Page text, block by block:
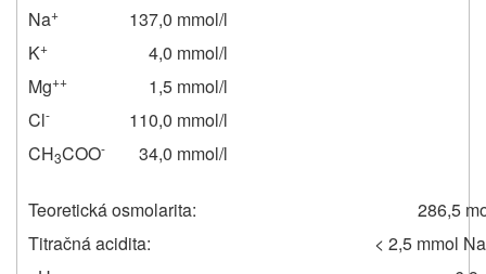
Na+
137,0 mmol/l
K+
4,0 mmol/l
Mg++
1,5 mmol/l
Cl-
110,0 mmol/l
CH3COO- 34,0 mmol/l
Teoretická osmolarita:
286,5
Titračná acidita:
< 2,5 mmol